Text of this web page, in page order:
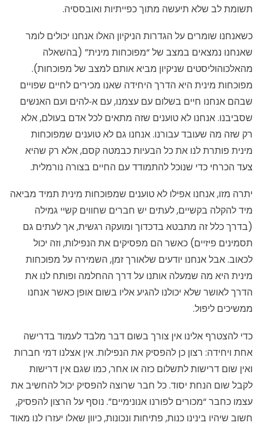
תשומת לב שלא תיעשה מתוך כפייתיות ואובססיה.
כשאנחנו שומרים על הגדרות הניקיון האלו אנחנו יכולים לומר
שאנחנו נמצאים במצב של “מפוכחות מינית” (בהשאלה
מהאלכוהוליסטים שניקיון מביא אותם למצב של מפוכחות).
מפוכחות מינית היא הדרך היחידה שאנו מכירים לחיים שפויים
שבהם אנחנו חיים בשלום עם עצמנו, עם א‑להים ועם האנשים
שסביבנו. אנחנו לא טוענים שזה מתאים לכל אדם בעולם, אלא
רק שזה מה שעובד עבורנו. אנחנו גם לא טוענים שמפוכחות
מינית פותרת לנו את כל הבעיות כבמטה קסם, אלא רק שהיא
צעד הכרחי כדי שנוכל להתמודד עם החיים בצורה נורמלית.
יתרה מזו, אנחנו אפילו לא טוענים שמפוכחות מינית תמיד מביאה
מיד להקלה בקשיים, לעתים יש חברים שחווים קשיי גמילה
(בדרך כלל זה מתבטא בדכדוך ומועקה רגשית, אך לעתים גם
תסמינים פיזיים) כאשר הם מפסיקים את הנפילות, וזה יכול
לכאוב. אבל אנחנו יודעים שלאורך זמן, השמירה על מפוכחות
מינית היא מה שמעלה אותנו על דרך ההחלמה ופותח לנו את
הדרך לאושר שלא יכולנו להגיע אליו בשום אופן כאשר אנחנו
ממשיכים ליפול.
כדי להצטרף אלינו אין צורך בשום דבר מלבד לעמוד בדרישה
אחת ויחידה: רצון כן להפסיק את הנפילות. אין אצלנו דמי חברות
ואין שום דרישות לתשלום כזה או אחר, כמו שגם אין דרישות
לקבל שום הנחת יסוד. כל חבר שרוצה להפסיק יכול להחשיב את
עצמו כחבר “מכורים לפורנו אנונימיים”. נוסף על הרצון להפסיק,
חשוב שיהיו בינינו כנות, פתיחות ונכונות, כיוון שאלו יעזרו לנו מאוד